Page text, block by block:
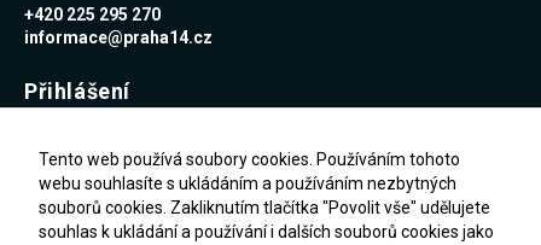
+420 225 295 270
informace@praha14.cz
Přihlášení
Heslo
Tento web používá soubory cookies. Používáním tohoto
webu souhlasíte s ukládáním a používáním nezbytných
souborů cookies. Zakliknutím tlačítka "Povolit vše" udělujete
souhlas k ukládání a používání i dalších souborů cookies jako